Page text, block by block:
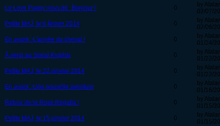
Le Love Puppy vous dit : Bonjour !
0
by
02/07/
Petite MAJ, le 6 février 2014
0
by
02/06/
En avant : L'année du cheval !
0
by
01/24/
À venir au Spiral Knights
0
by
01/22/
Petite MAJ, le 22 janvier 2014
0
by
01/22/
En avant : Une nouvelle aventure
0
by
01/16/
Retour de la Rose Regalia !
0
by
01/15/
Petite MAJ, le 15 janvier 2014
0
by
01/15/